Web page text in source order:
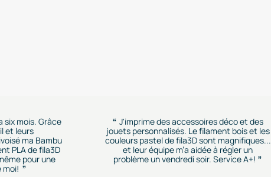
six mois. Grâce
et leurs
ma Bambu
PLA de fila3D
pour une
moi!
J'imprime des accessoires déco et des
jouets personnalisés. Le filament bois et les
couleurs pastel de fila3D sont magnifiques...
et leur équipe m’a aidée à régler un
problème un vendredi soir. Service A+!